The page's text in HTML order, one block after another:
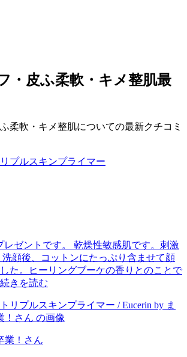
・皮ふ柔軟・キメ整肌最
柔軟・キメ整肌についての最新クチコミ
プルスキンプライマー
レゼントです。 乾燥性敏感肌です。刺激
顔後、コットンにたっぷり含ませて顔
た。ヒーリングブーケの香りとのことで
続きを読む
！ さん